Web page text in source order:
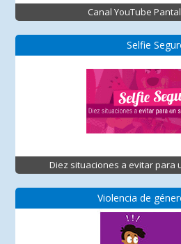
Canal YouTube
Selfie
Diez situaciones a evitar para
Violencia de